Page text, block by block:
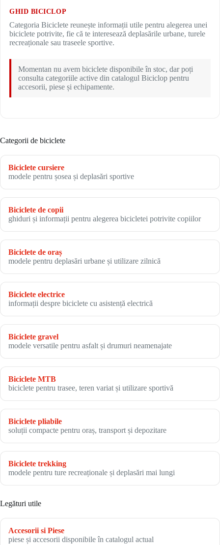
GHID BICICLOP
Categoria Biciclete reunește informații utile pentru alegerea unei
biciclete potrivite, fie că te interesează deplasările urbane, turele
recreaționale sau traseele sportive.
Momentan nu avem biciclete disponibile în stoc, dar poți
consulta categoriile active din catalogul Biciclop pentru
accesorii, piese și echipamente.
Categorii de biciclete
Biciclete cursiere
modele pentru șosea și deplasări sportive
Biciclete de copii
ghiduri și informații pentru alegerea bicicletei potrivite copiilor
Biciclete de oraș
modele pentru deplasări urbane și utilizare zilnică
Biciclete electrice
informații despre biciclete cu asistență electrică
Biciclete gravel
modele versatile pentru asfalt și drumuri neamenajate
Biciclete MTB
biciclete pentru trasee, teren variat și utilizare sportivă
Biciclete pliabile
soluții compacte pentru oraș, transport și depozitare
Biciclete trekking
modele pentru ture recreaționale și deplasări mai lungi
Legături utile
Accesorii si Piese
piese și accesorii disponibile în catalogul actual